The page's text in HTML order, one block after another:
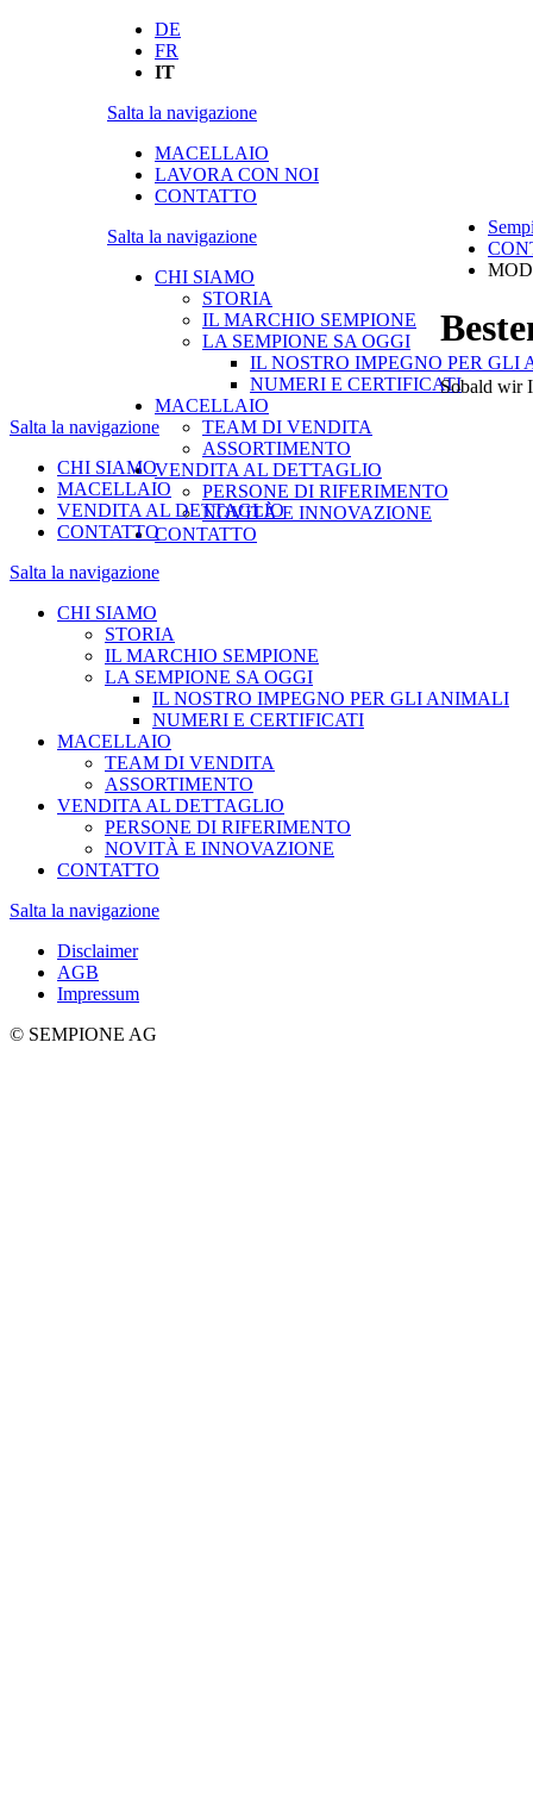
DE
FR
IT
Salta la navigazione
MACELLAIO
LAVORA CON NOI
CONTATTO
Salta la navigazione
CHI SIAMO
STORIA
IL MARCHIO SEMPIONE
LA SEMPIONE SA OGGI
IL NOSTRO IMPEGNO PER GLI
NUMERI E CERTIFICATI
MACELLAIO
TEAM DI VENDITA
ASSORTIMENTO
VENDITA AL DETTAGLIO
PERSONE DI RIFERIMENTO
NOVITÀ E INNOVAZIONE
CONTATTO
Sobald wir
Salta la navigazione
CHI SIAMO
MACELLAIO
VENDITA AL DETTAGLIO
CONTATTO
Salta la navigazione
CHI SIAMO
STORIA
IL MARCHIO SEMPIONE
LA SEMPIONE SA OGGI
IL NOSTRO IMPEGNO PER GLI ANIMALI
NUMERI E CERTIFICATI
MACELLAIO
TEAM DI VENDITA
ASSORTIMENTO
VENDITA AL DETTAGLIO
PERSONE DI RIFERIMENTO
NOVITÀ E INNOVAZIONE
CONTATTO
Salta la navigazione
Disclaimer
AGB
Impressum
© SEMPIONE AG